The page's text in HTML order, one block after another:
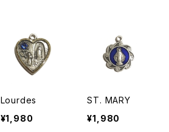
Lourdes
¥1,980
ST. MARY
¥1,980